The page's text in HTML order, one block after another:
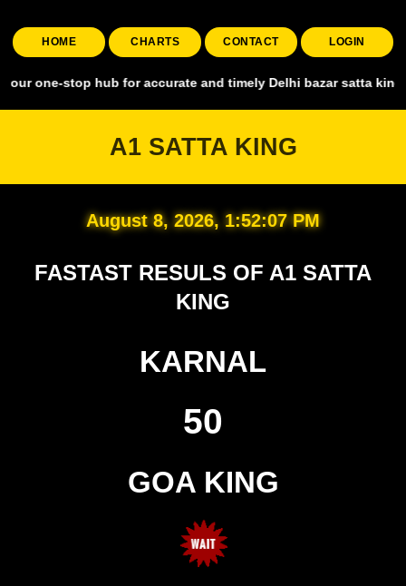
HOME CHARTS CONTACT LOGIN
hub for accurate and timely Delhi bazar satta king,
A1 SATTA KING
August 8, 2026, 1:52:08 PM
FASTAST RESULS OF A1 SATTA
KING
KARNAL
50
GOA KING